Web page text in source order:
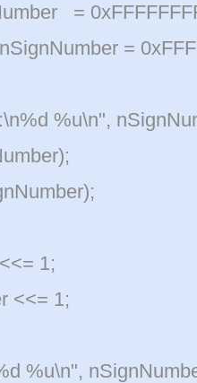
=
=
%u\n",
1;
<<= 1;
%u\n",